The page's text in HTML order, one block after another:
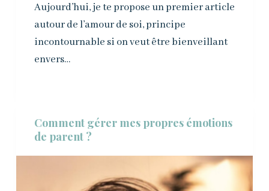
Aujourd’hui, je te propose un premier article
autour de l’amour de soi, principe
incontournable si on veut être bienveillant
envers…
Comment gérer mes propres émotions
de parent ?